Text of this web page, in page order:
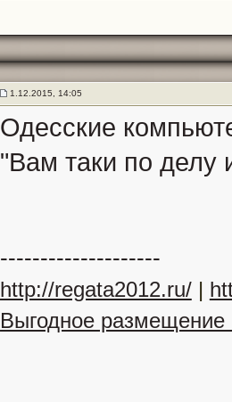
1.12.2015, 14:05
Одесские
"Вам таки по делу
--------------------
http://regata2012.ru/|
Выгодное размещение